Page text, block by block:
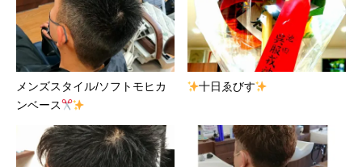
メンズスタイル/ソフトモヒカ
ンベース
十日ゑびす